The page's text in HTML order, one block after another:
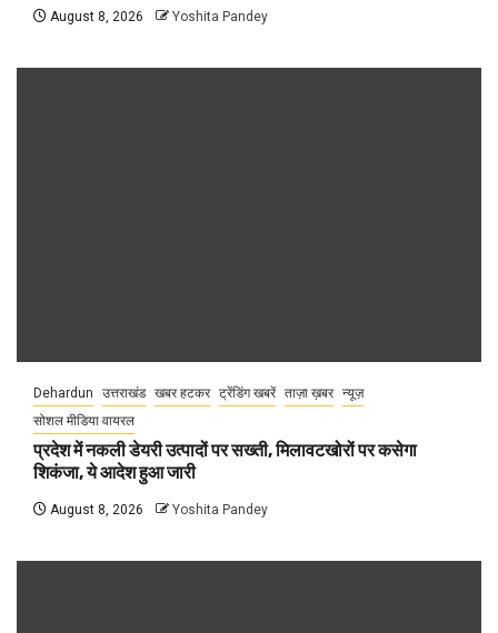
August 8, 2026 Yoshita Pandey
Dehardun उत्तराखंड खबर हटकर ट्रेंडिंग खबरें ताज़ा ख़बर न्यूज़
सोशल मीडिया वायरल
प्रदेश में नकली डेयरी उत्पादों पर सख्ती, मिलावटखोरों पर कसेगा
शिकंजा, ये आदेश हुआ जारी
August 8, 2026 Yoshita Pandey